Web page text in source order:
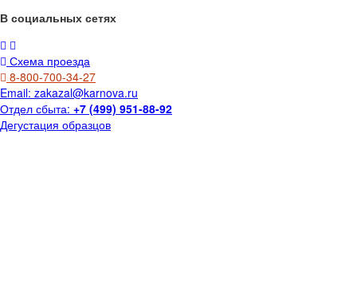
В социальных сетях
Схема проезда
8-800-700-34-27
Email: zakazal@karnova.ru
Отдел сбыта: +7 (499) 951-88-92
Дегустация образцов